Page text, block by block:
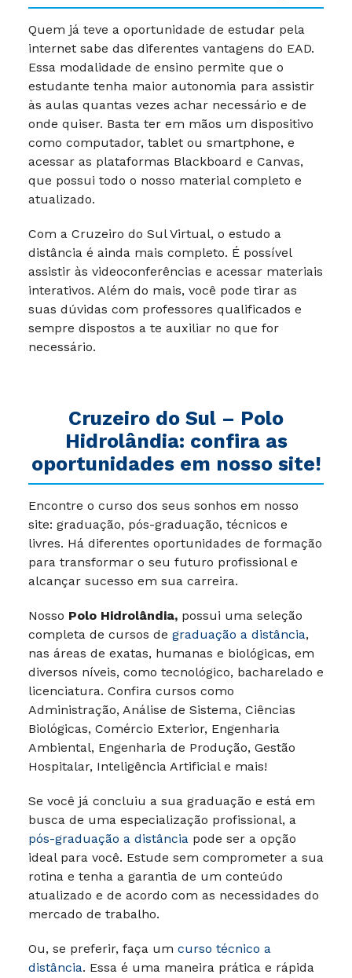
Quem já teve a oportunidade de estudar pela
internet sabe das diferentes vantagens do EAD.
Essa modalidade de ensino permite que o
estudante tenha maior autonomia para assistir
às aulas quantas vezes achar necessário e de
onde quiser. Basta ter em mãos um dispositivo
como computador, tablet ou smartphone, e
acessar as plataformas Blackboard e Canvas,
que possui todo o nosso material completo e
atualizado.
Com a Cruzeiro do Sul Virtual, o estudo a
distância é ainda mais completo. É possível
assistir às videoconferências e acessar materiais
interativos. Além do mais, você pode tirar as
suas dúvidas com professores qualificados e
sempre dispostos a te auxiliar no que for
necessário.
Cruzeiro do Sul – Polo
Hidrolândia: confira as
oportunidades em nosso site!
Encontre o curso dos seus sonhos em nosso
site: graduação, pós-graduação, técnicos e
livres. Há diferentes oportunidades de formação
para transformar o seu futuro profissional e
alcançar sucesso em sua carreira.
Nosso Polo Hidrolândia, possui uma seleção
completa de cursos de graduação a distância,
nas áreas de exatas, humanas e biológicas, em
diversos níveis, como tecnológico, bacharelado e
licenciatura. Confira cursos como
Administração, Análise de Sistema, Ciências
Biológicas, Comércio Exterior, Engenharia
Ambiental, Engenharia de Produção, Gestão
Hospitalar, Inteligência Artificial e mais!
Se você já concluiu a sua graduação e está em
busca de uma especialização profissional, a
pós-graduação a distância pode ser a opção
ideal para você. Estude sem comprometer a sua
rotina e tenha a garantia de um conteúdo
atualizado e de acordo com as necessidades do
mercado de trabalho.
Ou, se preferir, faça um curso técnico a
distância. Essa é uma maneira prática e rápida